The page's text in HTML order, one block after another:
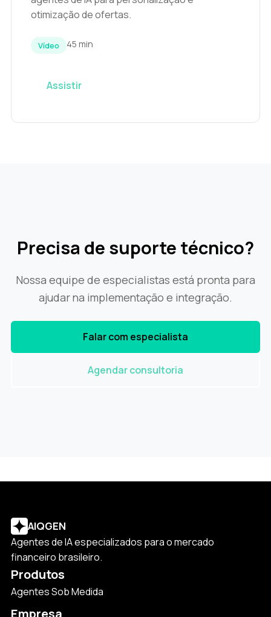
otimização de ofertas.
Vídeo 45 min
Assistir
Precisa de suporte técnico?
Nossa equipe de especialistas está pronta para
ajudar na implementação e integração.
Falar com especialista
Agendar consultoria
AIQGEN
Agentes de IA especializados para o mercado
financeiro brasileiro.
Produtos
Agentes Sob Medida
Empresa